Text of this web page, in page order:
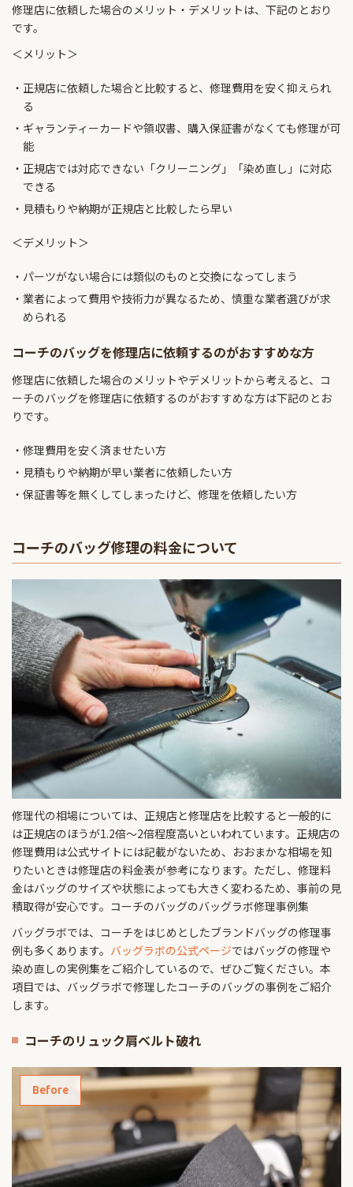
修理店に依頼した場合のメリット・デメリットは、下記のとおり
です。
＜メリット＞
正規店に依頼した場合と比較すると、修理費用を安く抑えられ
る
ギャランティーカードや領収書、購入保証書がなくても修理が可
能
正規店では対応できない「クリーニング」「染め直し」に対応
できる
見積もりや納期が正規店と比較したら早い
＜デメリット＞
パーツがない場合には類似のものと交換になってしまう
業者によって費用や技術力が異なるため、慎重な業者選びが求
められる
コーチのバッグを修理店に依頼するのがおすすめな方
修理店に依頼した場合のメリットやデメリットから考えると、コ
ーチのバッグを修理店に依頼するのがおすすめな方は下記のとお
りです。
修理費用を安く済ませたい方
見積もりや納期が早い業者に依頼したい方
保証書等を無くしてしまったけど、修理を依頼したい方
コーチのバッグ修理の料金について
修理代の相場については、正規店と修理店を比較すると一般的に
は正規店のほうが1.2倍〜2倍程度高いといわれています。正規店の
修理費用は公式サイトには記載がないため、おおまかな相場を知
りたいときは修理店の料金表が参考になります。ただし、修理料
金はバッグのサイズや状態によっても大きく変わるため、事前の見
積取得が安心です。コーチのバッグのバッグラボ修理事例集
バッグラボでは、コーチをはじめとしたブランドバッグの修理事
例も多くあります。 バッグラボの公式ページではバッグの修理や
染め直しの実例集をご紹介しているので、ぜひご覧ください。本
項目では、バッグラボで修理したコーチのバッグの事例をご紹介
します。
コーチのリュック肩ベルト破れ
Before